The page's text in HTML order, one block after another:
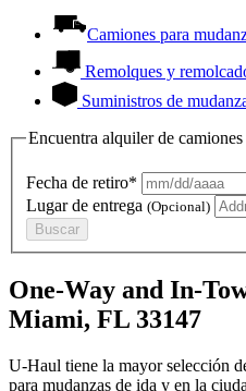
Camiones para
Remolques y
Suministros de
Encuentra alquiler de
Fecha de retiro*
Lugar de entrega (Opcional)
Buscar
One-Way and In-
Miami, FL 33147
U-Haul tiene la mayor selección
para mudanzas de ida y en la